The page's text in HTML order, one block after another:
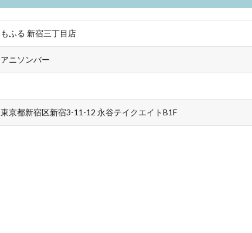
もふる 新宿三丁目店
アニソンバー
東京都新宿区新宿3-11-12 永谷テイクエイトB1F